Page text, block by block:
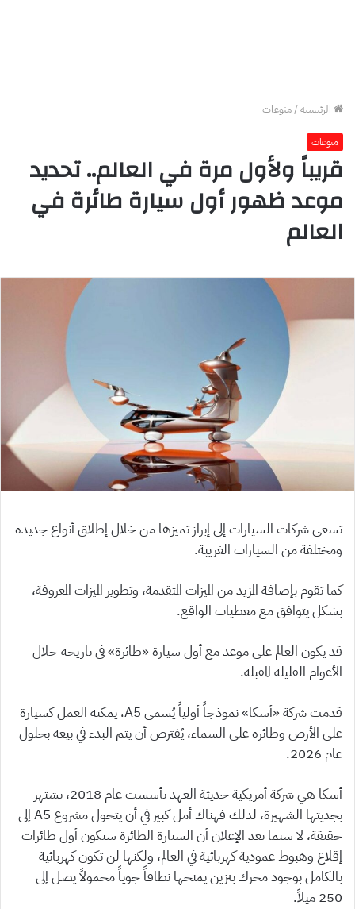
الرئيسية/منوعات
منوعات
قريباً ولأول مرة في العالم.. تحديد
موعد ظهور أول سيارة طائرة في
العالم
تسعى شركات السيارات إلى إبراز تميزها من خلال إطلاق أنواع جديدة
ومختلفة من السيارات الغريبة.
كما تقوم بإضافة المزيد من الميزات المتقدمة، وتطوير الميزات المعروفة،
بشكل يتوافق مع معطيات الواقع.
قد يكون العالم على موعد مع أول سيارة «طائرة» في تاريخه خلال
الأعوام القليلة المقبلة.
قدمت شركة «أسكا» نموذجاً أولياً يُسمى A5، يمكنه العمل كسيارة
على الأرض وطائرة على السماء، يُفترض أن يتم البدء في بيعه بحلول
عام 2026.
أسكا هي شركة أمريكية حديثة العهد تأسست عام 2018، تشتهر
بجديتها الشهيرة، لذلك فهناك أمل كبير في أن يتحول مشروع A5 إلى
حقيقة، لا سيما بعد الإعلان أن السيارة الطائرة ستكون أول طائرات
إقلاع وهبوط عمودية كهربائية في العالم، ولكنها لن تكون كهربائية
بالكامل بوجود محرك بنزين يمنحها نطاقاً جوياً محمولاً يصل إلى
250 ميلاً.